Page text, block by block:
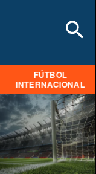
FÚTBOL
INTERNACIONAL